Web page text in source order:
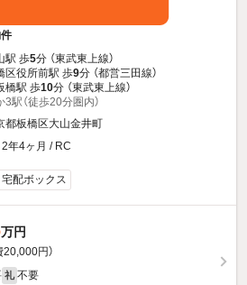
駅 歩5分 （東武東上線）
区役所前駅 歩9分 （都営三田線）
橋駅 歩10分 （東武東上線）
3駅（徒歩20分圏内）
都板橋区大山金井町
年4ヶ月 / RC
宅配ボックス
万円
20,000円）
礼 不要